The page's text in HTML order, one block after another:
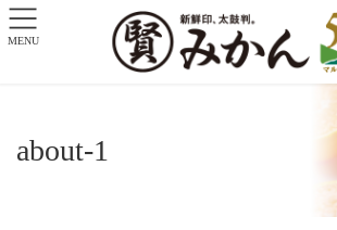
about-1
MENU